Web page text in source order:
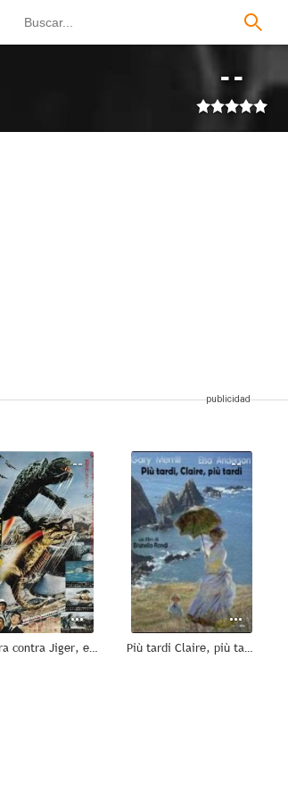
--
--
Gamera contra Jiger, el señor del caos
--
Più tardi Claire, più tardi...